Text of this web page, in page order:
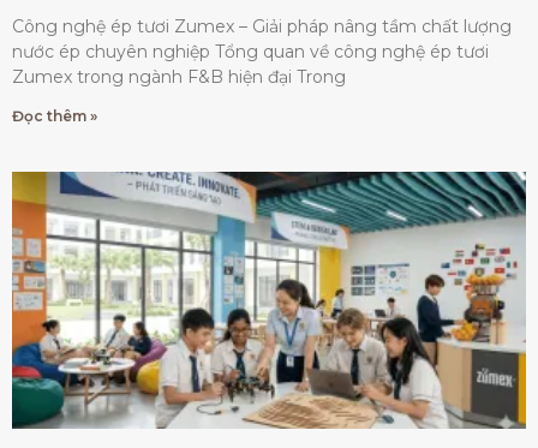
Công nghệ ép tươi Zumex – Giải pháp nâng tầm chất lượng
nước ép chuyên nghiệp Tổng quan về công nghệ ép tươi
Zumex trong ngành F&B hiện đại Trong
Đọc thêm »